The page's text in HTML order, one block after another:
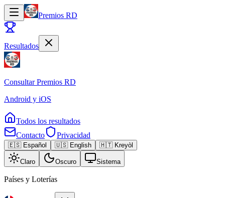
Premios RD
Resultados
Consultar Premios RD
Android y iOS
Todos los resultados
Contacto
Privacidad
🇪🇸 Español 🇺🇸 English 🇭🇹 Kreyòl
Claro Oscuro Sistema
Países y Loterías